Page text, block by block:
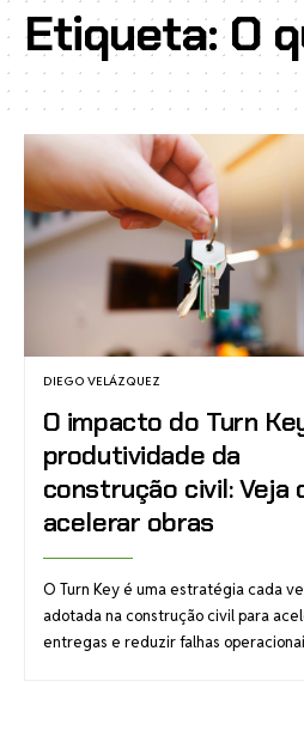
Etiqueta:O
DIEGO VELÁZQUEZ
O impacto do Turn
produtividade da
construção civil: Veja
acelerar obras
O Turn Key é uma estratégia cada
adotada na construção civil para
entregas e reduzir falhas